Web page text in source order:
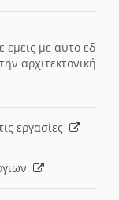
εμεις με αυτο εδω
αρχιτεκτονική
εργασίες